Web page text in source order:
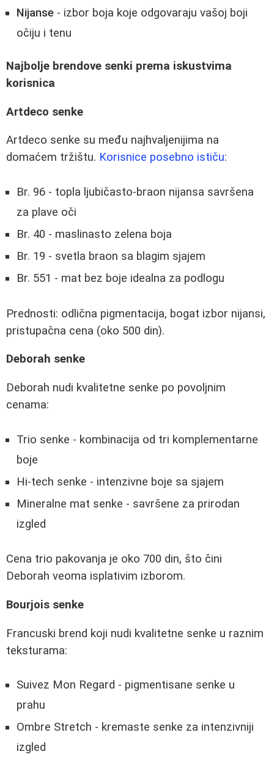
Nijanse - izbor boja koje odgovaraju vašoj boji
očiju i tenu
Najbolje brendove senki prema iskustvima
korisnica
Artdeco senke
Artdeco senke su među najhvaljenijima na
domaćem tržištu. Korisnice posebno ističu:
Br. 96 - topla ljubičasto-braon nijansa savršena
za plave oči
Br. 40 - maslinasto zelena boja
Br. 19 - svetla braon sa blagim sjajem
Br. 551 - mat bez boje idealna za podlogu
Prednosti: odlična pigmentacija, bogat izbor nijansi,
pristupačna cena (oko 500 din).
Deborah senke
Deborah nudi kvalitetne senke po povoljnim
cenama:
Trio senke - kombinacija od tri komplementarne
boje
Hi-tech senke - intenzivne boje sa sjajem
Mineralne mat senke - savršene za prirodan
izgled
Cena trio pakovanja je oko 700 din, što čini
Deborah veoma isplativim izborom.
Bourjois senke
Francuski brend koji nudi kvalitetne senke u raznim
teksturama:
Suivez Mon Regard - pigmentisane senke u
prahu
Ombre Stretch - kremaste senke za intenzivniji
izgled